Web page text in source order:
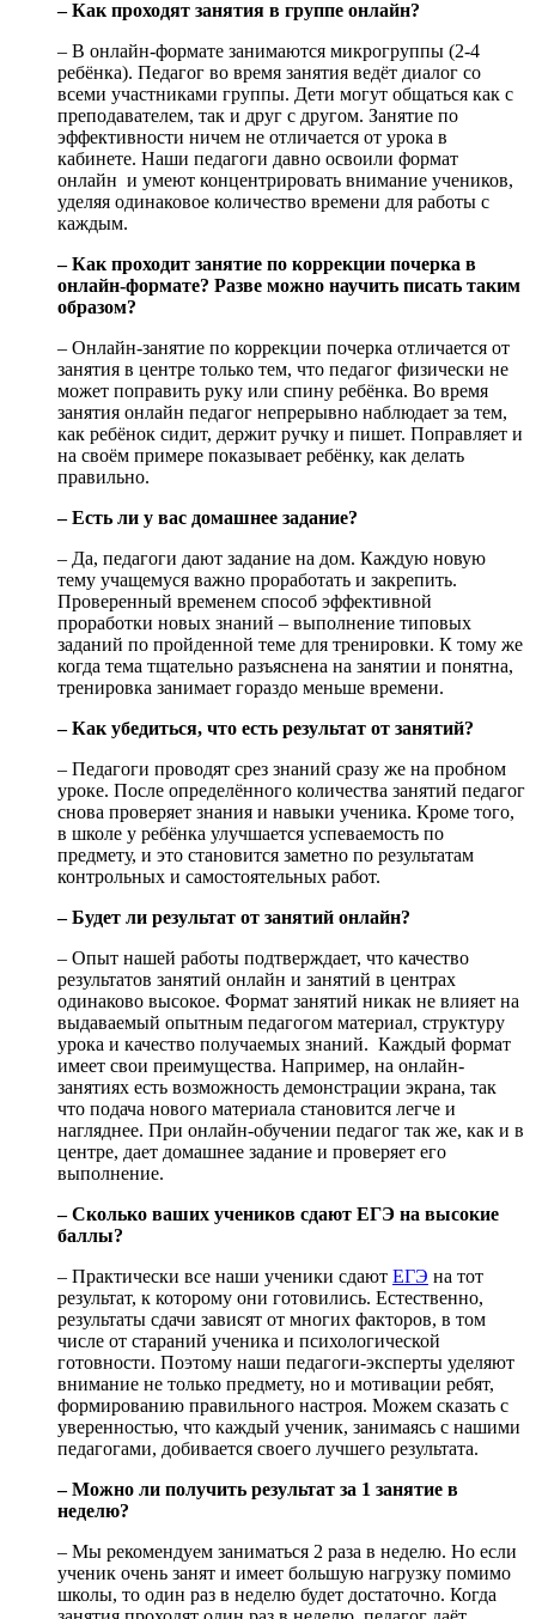
– Как проходят занятия в группе онлайн?
– В онлайн-формате занимаются микрогруппы (2-4
ребёнка). Педагог во время занятия ведёт диалог со
всеми участниками группы. Дети могут общаться как с
преподавателем, так и друг с другом. Занятие по
эффективности ничем не отличается от урока в
кабинете. Наши педагоги давно освоили формат
онлайн и умеют концентрировать внимание учеников,
уделяя одинаковое количество времени для работы с
каждым.
– Как проходит занятие по коррекции почерка в
онлайн-формате? Разве можно научить писать таким
образом?
– Онлайн-занятие по коррекции почерка отличается от
занятия в центре только тем, что педагог физически не
может поправить руку или спину ребёнка. Во время
занятия онлайн педагог непрерывно наблюдает за тем,
как ребёнок сидит, держит ручку и пишет. Поправляет и
на своём примере показывает ребёнку, как делать
правильно.
– Есть ли у вас домашнее задание?
– Да, педагоги дают задание на дом. Каждую новую
тему учащемуся важно проработать и закрепить.
Проверенный временем способ эффективной
проработки новых знаний – выполнение типовых
заданий по пройденной теме для тренировки. К тому же
когда тема тщательно разъяснена на занятии и понятна,
тренировка занимает гораздо меньше времени.
– Как убедиться, что есть результат от занятий?
– Педагоги проводят срез знаний сразу же на пробном
уроке. После определённого количества занятий педагог
снова проверяет знания и навыки ученика. Кроме того,
в школе у ребёнка улучшается успеваемость по
предмету, и это становится заметно по результатам
контрольных и самостоятельных работ.
– Будет ли результат от занятий онлайн?
– Опыт нашей работы подтверждает, что качество
результатов занятий онлайн и занятий в центрах
одинаково высокое. Формат занятий никак не влияет на
выдаваемый опытным педагогом материал, структуру
урока и качество получаемых знаний. Каждый формат
имеет свои преимущества. Например, на онлайн-
занятиях есть возможность демонстрации экрана, так
что подача нового материала становится легче и
нагляднее. При онлайн-обучении педагог так же, как и в
центре, дает домашнее задание и проверяет его
выполнение.
– Сколько ваших учеников сдают ЕГЭ на высокие
баллы?
– Практически все наши ученики сдают ЕГЭ на тот
результат, к которому они готовились. Естественно,
результаты сдачи зависят от многих факторов, в том
числе от стараний ученика и психологической
готовности. Поэтому наши педагоги-эксперты уделяют
внимание не только предмету, но и мотивации ребят,
формированию правильного настроя. Можем сказать с
уверенностью, что каждый ученик, занимаясь с нашими
педагогами, добивается своего лучшего результата.
– Можно ли получить результат за 1 занятие в
неделю?
– Мы рекомендуем заниматься 2 раза в неделю. Но если
ученик очень занят и имеет большую нагрузку помимо
школы, то один раз в неделю будет достаточно. Когда